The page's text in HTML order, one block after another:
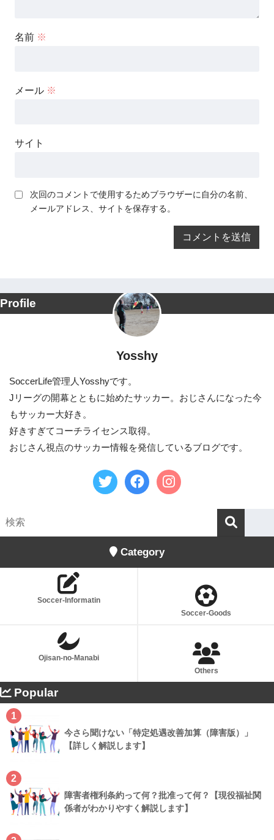
名前 ※
メール ※
サイト
次回のコメントで使用するためブラウザーに自分の名前、
メールアドレス、サイトを保存する。
Profile
Yosshy
SoccerLife管理人Yosshyです。
Jリーグの開幕とともに始めたサッカー。おじさんになった今
もサッカー大好き。
好きすぎてコーチライセンス取得。
おじさん視点のサッカー情報を発信しているブログです。
Category
Soccer-Informatin
Soccer-Goods
Ojisan-no-Manabi
Others
Popular
1
今さら聞けない「特定処遇改善加算（障害版）」
【詳しく解説します】
2
障害者権利条約って何？批准って何？【現役福祉関
係者がわかりやすく解説します】